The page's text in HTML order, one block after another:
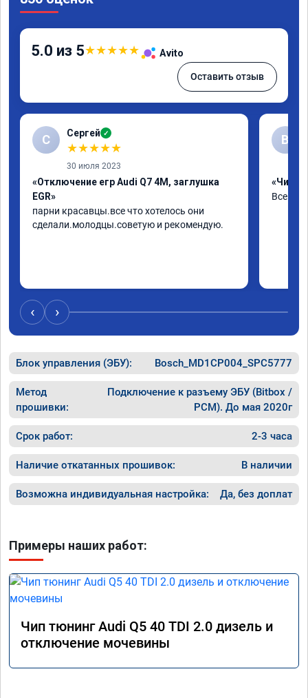
5.0 из 5★★★★★ Avito
Оставить отзыв
С Сергей ✓
★★★★★
30 июля 2023
«Отключение егр Audi Q7 4M, заглушка
EGR»
парни красавцы.все что хотелось они
сделали.молодцы.советую и рекомендую.
В
«Чип
Все
‹ ›
Блок управления (ЭБУ): Bosch_MD1CP004_SPC5777
Метод
прошивки:
Подключение к разъему ЭБУ (Bitbox /
PCM). До мая 2020г
Срок работ: 2-3 часа
Наличие откатанных прошивок: В наличии
Возможна индивидуальная настройка: Да, без доплат
Примеры наших работ:
Чип тюнинг Audi Q5 40 TDI 2.0 дизель и
отключение мочевины